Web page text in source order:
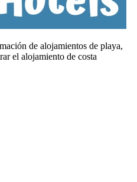
de alojamientos de playa,
el alojamiento de costa